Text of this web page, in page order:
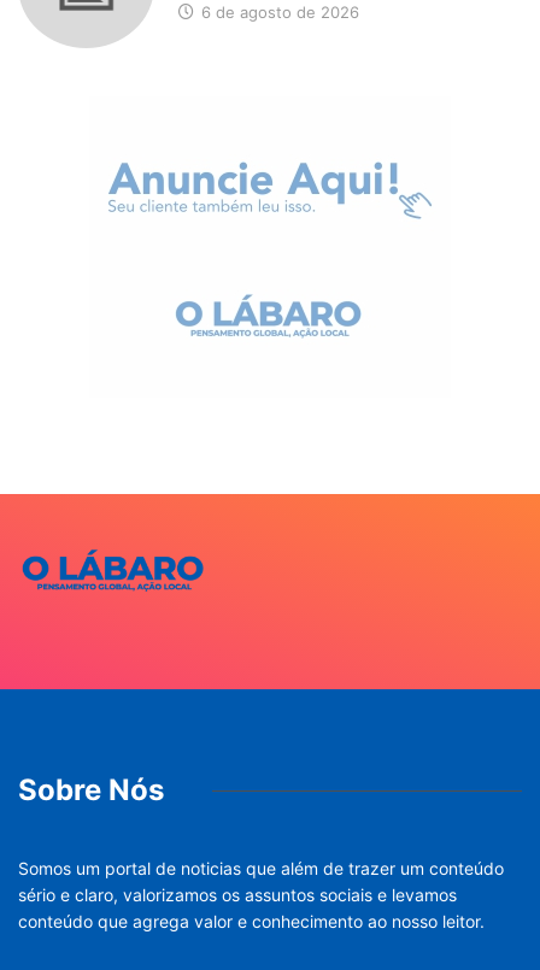
6 de agosto de 2026
Sobre Nós
Somos um portal de noticias que além de trazer um conteúdo
sério e claro, valorizamos os assuntos sociais e levamos
conteúdo que agrega valor e conhecimento ao nosso leitor.